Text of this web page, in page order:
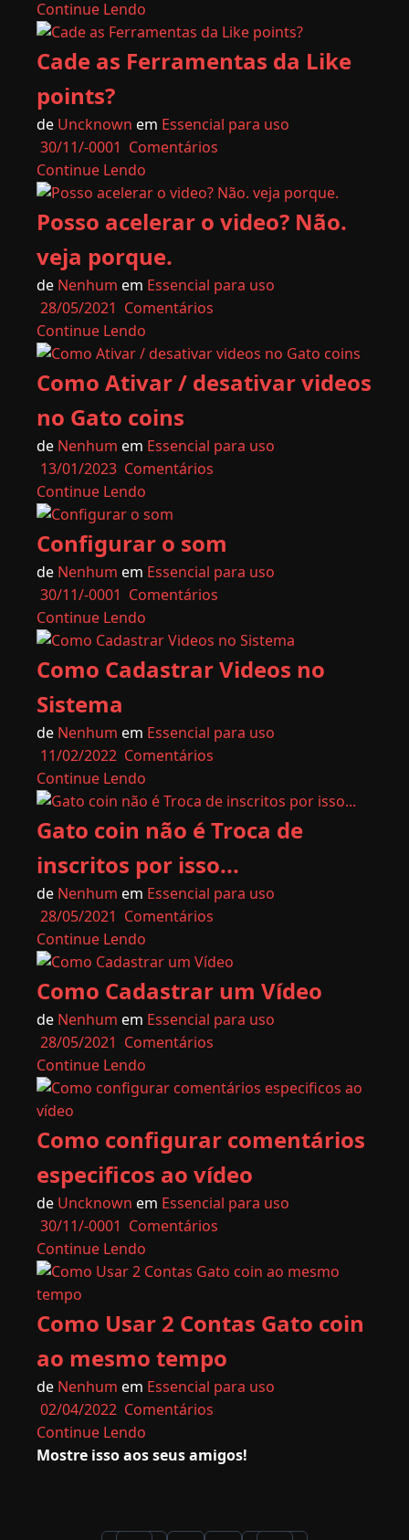
Continue Lendo
Cade as Ferramentas da Like
points?
de Uncknown em Essencial para uso
30/11/-0001 Comentários
Continue Lendo
Posso acelerar o video? Não.
veja porque.
de Nenhum em Essencial para uso
28/05/2021 Comentários
Continue Lendo
Como Ativar / desativar videos
no Gato coins
de Nenhum em Essencial para uso
13/01/2023 Comentários
Continue Lendo
Configurar o som
de Nenhum em Essencial para uso
30/11/-0001 Comentários
Continue Lendo
Como Cadastrar Videos no
Sistema
de Nenhum em Essencial para uso
11/02/2022 Comentários
Continue Lendo
Gato coin não é Troca de
inscritos por isso...
de Nenhum em Essencial para uso
28/05/2021 Comentários
Continue Lendo
Como Cadastrar um Vídeo
de Nenhum em Essencial para uso
28/05/2021 Comentários
Continue Lendo
Como configurar comentários
especificos ao vídeo
de Uncknown em Essencial para uso
30/11/-0001 Comentários
Continue Lendo
Como Usar 2 Contas Gato coin
ao mesmo tempo
de Nenhum em Essencial para uso
02/04/2022 Comentários
Continue Lendo
Mostre isso aos seus amigos!